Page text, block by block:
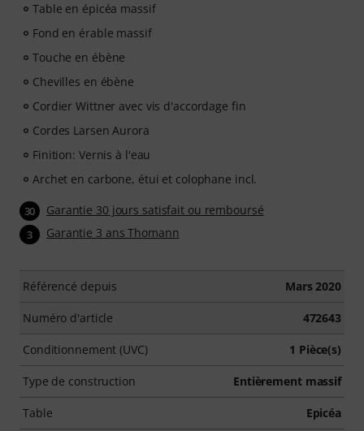
que vous jouez, analyse chaque note jouée et vous
donne un retour immédiat sur la hauteur et le rythme.
Profitez dès maintenant de l'occasion pour développer
et amusante - à tout moment et en tout lieu. Aucun
renouvellement automatique !
Table en épicéa massif
Fond en érable massif
Touche en ébène
Chevilles en ébène
Cordier Wittner avec vis d'accordage fin
Cordes Larsen Aurora
Finition: Vernis à l'eau
Archet en carbone, étui et colophane incl.
30 Garantie 30 jours satisfait ou remboursé
3 Garantie 3 ans Thomann
Référencé depuis Mars 2020
Numéro d'article 472643
Conditionnement (UVC) 1 Pièce(s)
Type de construction Entièrement massif
Table Epicéa